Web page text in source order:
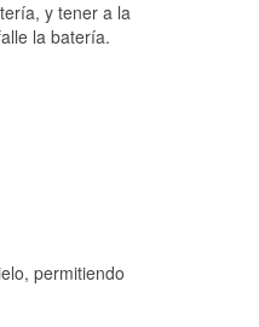
y tener a la
la batería.
permitiendo